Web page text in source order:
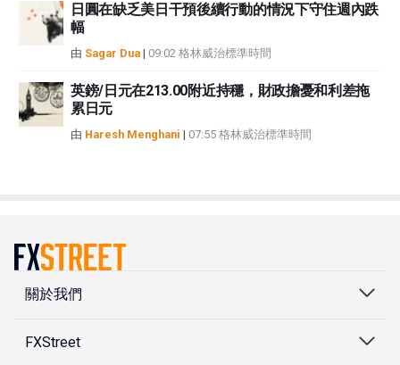
日圓在缺乏美日干預後續行動的情況下守住週內跌
幅
由 Sagar Dua | 09:02 格林威治標準時間
英鎊/日元在213.00附近持穩，財政擔憂和利差拖
累日元
由 Haresh Menghani | 07:55 格林威治標準時間
關於我們
FXStreet